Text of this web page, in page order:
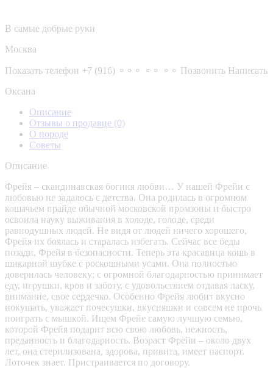
В самые добрые руки
Москва
Показать телефон +7 (916) ⚬⚬⚬ ⚬⚬ ⚬⚬ Позвонить Написать
Оксана
Описание
Отзывы о продавце (0)
О породе
Советы
Описание
Фрейя – скандинавская богиня любви… У нашей Фрейи с
любовью не задалось с детства. Она родилась в огромном
кошачьем прайде обычной московской промзоны и быстро
освоила науку выживания в холоде, голоде, среди
равнодушных людей. Не видя от людей ничего хорошего,
Фрейя их боялась и старалась избегать. Сейчас все беды
позади, Фрейя в безопасности. Теперь эта красавица кошь в
шикарной шубке с роскошными усами. Она полностью
доверилась человеку; с огромной благодарностью принимает
еду, игрушки, кров и заботу, с удовольствием отдавая ласку,
внимание, свое сердечко. Особенно Фрейя любит вкусно
покушать, уважает почесушки, вкусняшки и совсем не прочь
поиграть с мышкой. Ищем Фрейе самую лучшую семью,
которой Фрейя подарит всю свою любовь, нежность,
преданность и благодарность. Возраст Фрейи – около двух
лет, она стерилизована, здорова, привита, имеет паспорт.
Лоточек знает. Пристраивается по договору.